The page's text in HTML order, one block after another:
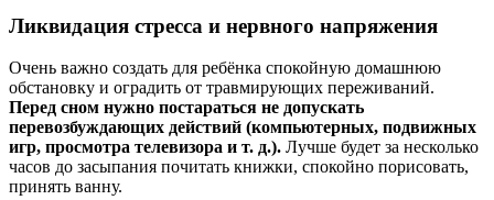
Ликвидация стресса и нервного напряжения
Очень важно создать для ребёнка спокойную домашнюю
обстановку и оградить от травмирующих переживаний.
Перед сном нужно постараться не допускать
перевозбуждающих действий (компьютерных, подвижных
игр, просмотра телевизора и т. д.). Лучше будет за несколько
часов до засыпания почитать книжки, спокойно порисовать,
принять ванну.